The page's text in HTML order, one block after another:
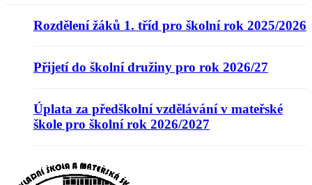
Rozdělení žáků 1. tříd pro školní rok 2025/2026
Přijetí do školní družiny pro rok 2026/27
Úplata za předškolní vzdělávání v mateřské
škole pro školní rok 2026/2027